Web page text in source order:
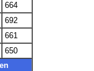
664
692
661
650